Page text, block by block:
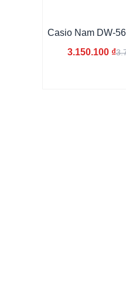
Mặt
Casio Nam DW-
3.150.100 ₫